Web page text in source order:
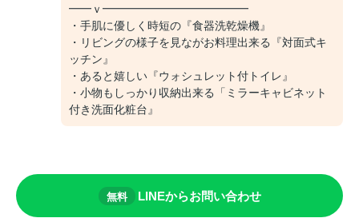
━━ｖ━━━━━━━━━━━━━
・手肌に優しく時短の『食器洗乾燥機』
・リビングの様子を見ながお料理出来る『対面式キ
ッチン』
・あると嬉しい『ウォシュレット付トイレ』
・小物もしっかり収納出来る「ミラーキャビネット
付き洗面化粧台』
無料 LINEからお問い合わせ